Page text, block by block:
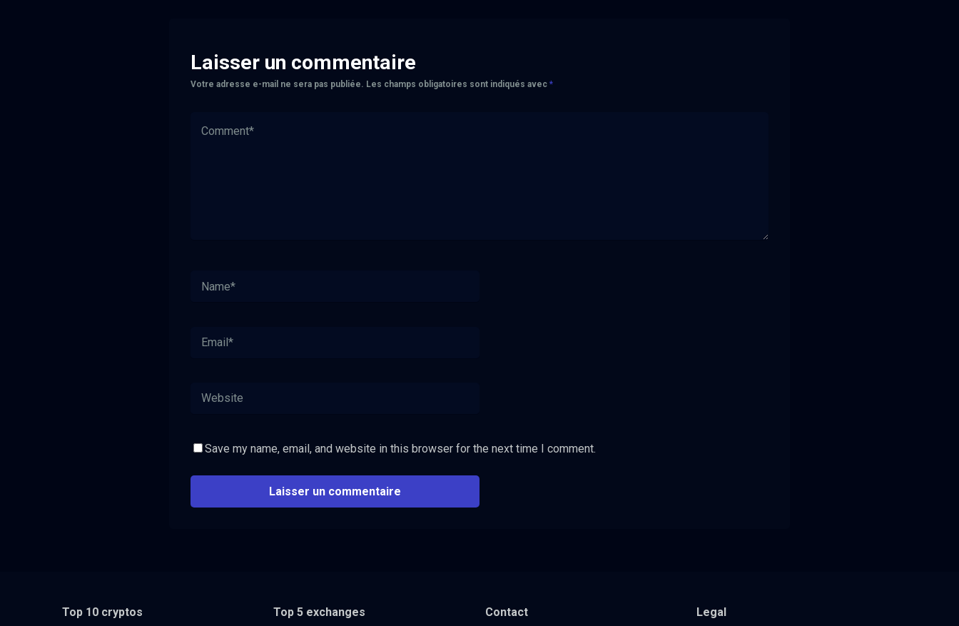
Laisser un commentaire
Votre adresse e-mail ne sera pas publiée. Les champs obligatoires sont indiqués avec *
Save my name, email, and website in this browser for the next time I comment.
Top 10 cryptos Top 5 exchanges Contact Legal